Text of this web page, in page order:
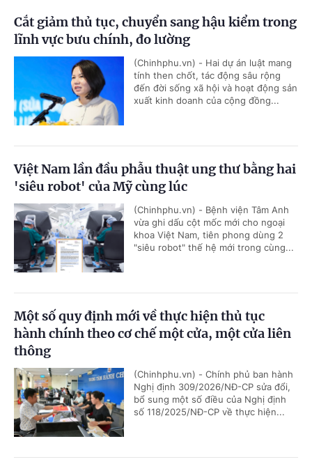
Cắt giảm thủ tục, chuyển sang hậu kiểm trong
lĩnh vực bưu chính, đo lường
(Chinhphu.vn) - Hai dự án luật mang
tính then chốt, tác động sâu rộng
đến đời sống xã hội và hoạt động sản
xuất kinh doanh của cộng đồng...
Việt Nam lần đầu phẫu thuật ung thư bằng hai
'siêu robot' của Mỹ cùng lúc
(Chinhphu.vn) - Bệnh viện Tâm Anh
vừa ghi dấu cột mốc mới cho ngoại
khoa Việt Nam, tiên phong dùng 2
"siêu robot" thế hệ mới trong cùng...
Một số quy định mới về thực hiện thủ tục
hành chính theo cơ chế một cửa, một cửa liên
thông
(Chinhphu.vn) - Chính phủ ban hành
Nghị định 309/2026/NĐ-CP sửa đổi,
bổ sung một số điều của Nghị định
số 118/2025/NĐ-CP về thực hiện...